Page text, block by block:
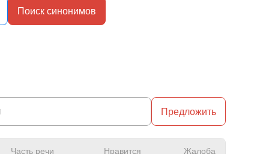
Поиск синонимов
Предложить
Часть речи Нравится
Жалоба